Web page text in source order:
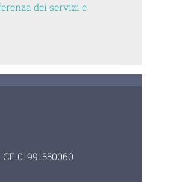
dei servizi e
01991550060